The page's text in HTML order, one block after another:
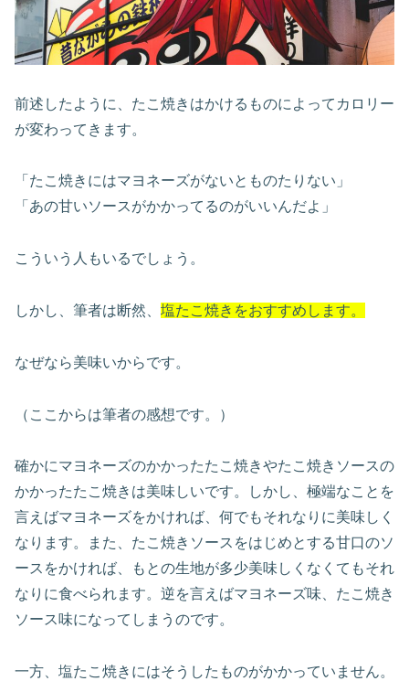
前述したように、たこ焼きはかけるものによってカロリー
が変わってきます。
「たこ焼きにはマヨネーズがないとものたりない」
「あの甘いソースがかかってるのがいいんだよ」
こういう人もいるでしょう。
しかし、筆者は断然、 塩たこ焼きをおすすめします。
なぜなら美味いからです。
（ここからは筆者の感想です。）
確かにマヨネーズのかかったたこ焼きやたこ焼きソースの
かかったたこ焼きは美味しいです。しかし、極端なことを
言えばマヨネーズをかければ、何でもそれなりに美味しく
なります。また、たこ焼きソースをはじめとする甘口のソ
ースをかければ、もとの生地が多少美味しくなくてもそれ
なりに食べられます。逆を言えばマヨネーズ味、たこ焼き
ソース味になってしまうのです。
一方、塩たこ焼きにはそうしたものがかかっていません。